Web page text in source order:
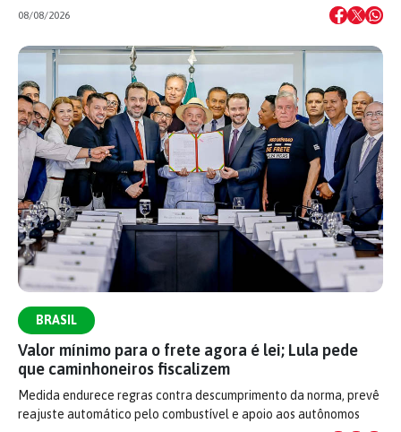
08/08/2026
BRASIL
Valor mínimo para o frete agora é lei; Lula pede
que caminhoneiros fiscalizem
Medida endurece regras contra descumprimento da norma, prevê
reajuste automático pelo combustível e apoio aos autônomos